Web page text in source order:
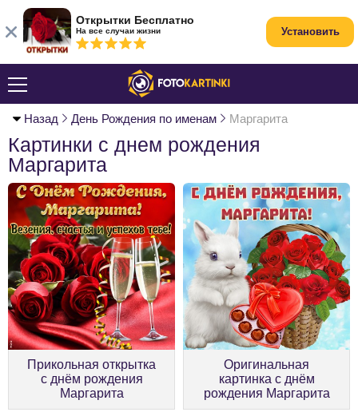
Назад День Рождения по именам Маргарита
Картинки с днем рождения
Маргарита
Прикольная открытка
с днём рождения
Маргарита
Оригинальная
картинка с днём
рождения Маргарита
Открытки Бесплатно
На все случаи жизни Установить